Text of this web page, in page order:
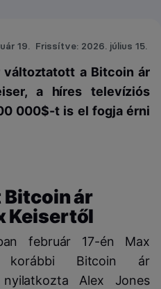
19. Frissítve: 2026. július 15.
változtatott a Bitcoin ár
a híres televíziós
000$-t is el fogja érni
Bitcoin ár
Keisertől
február 17-én Max
korábbi Bitcoin ár
Alex Jones